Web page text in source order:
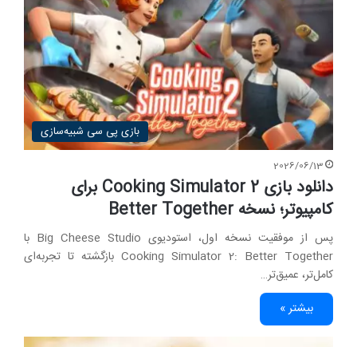
بازی پی سی شبیه‌سازی
2026/06/13
دانلود بازی Cooking Simulator 2 برای
کامپیوتر؛ نسخه Better Together
پس از موفقیت نسخه اول، استودیوی Big Cheese Studio با
Cooking Simulator 2: Better Together بازگشته تا تجربه‌ای
کامل‌تر، عمیق‌تر…
بیشتر »